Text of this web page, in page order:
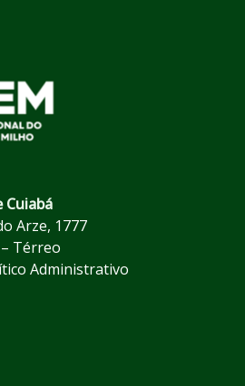
Cuiabá
Arze, 1777
Térreo
Administrativo